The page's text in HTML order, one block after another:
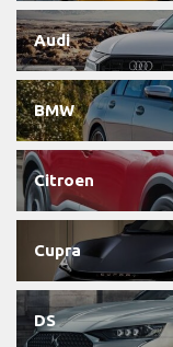
Audi
BMW
Citroen
Cupra
DS